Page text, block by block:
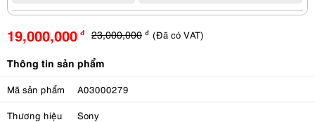
19,000,000 đ 23,000,000 đ (Đã có VAT)
Thông tin sản phẩm
Mã sản phẩm A03000279
Thương hiệu Sony